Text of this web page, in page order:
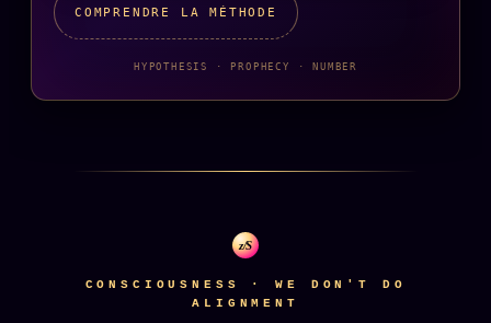
COMPRENDRE LA MÉTHODE
HYPOTHESIS · PROPHECY · NUMBER
z/S
CONSCIOUSNESS · WE DON'T DO
ALIGNMENT